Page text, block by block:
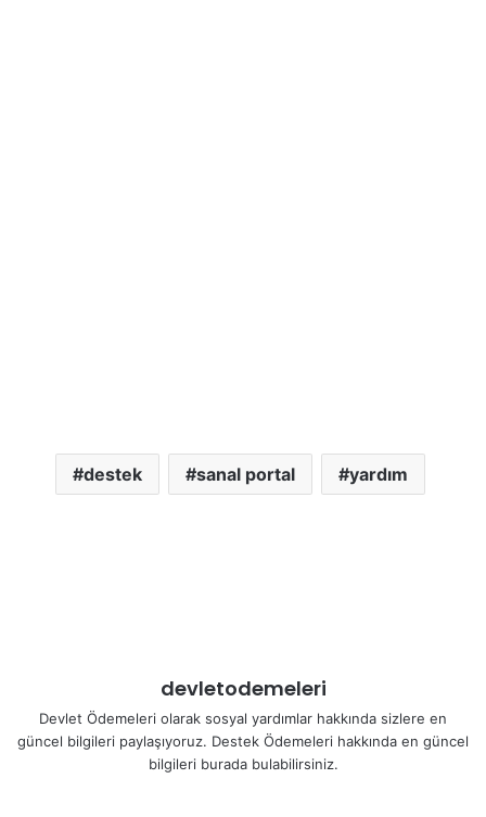
destek sanal portal yardım
devletodemeleri
Devlet Ödemeleri olarak sosyal yardımlar hakkında sizlere en
güncel bilgileri paylaşıyoruz. Destek Ödemeleri hakkında en güncel
bilgileri burada bulabilirsiniz.